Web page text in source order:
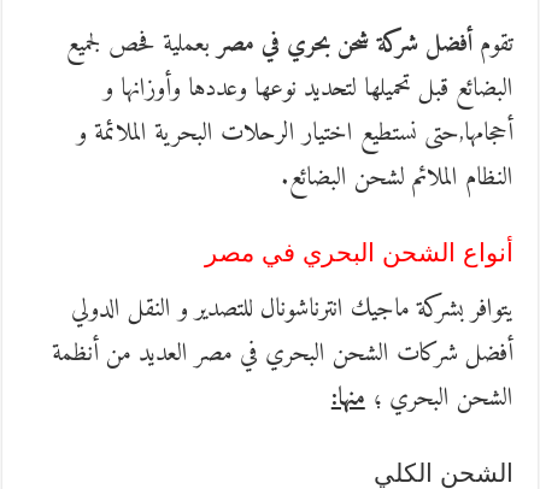
تقومأفضل شركة شحن بحري في مصربعملية فحص لجميع
البضائع قبل تحميلها لتحديد نوعها وعددها وأوزانها و
أحجامها,حتى نستطيع اختيار الرحلات البحرية الملائمة و
النظام الملائم لشحن البضائع.
أنواع الشحن البحري في مصر
يتوافر بشركة ماجيك انترناشونال للتصدير و النقل الدولي
أفضل شركات الشحن البحري في مصر العديد من أنظمة
الشحن البحري ؛منها:
الشحن الكلي